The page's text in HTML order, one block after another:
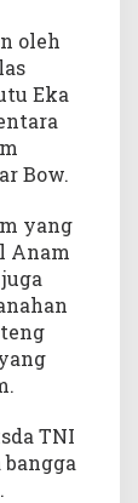
oleh
Eka
Bow.
yang
Anam
TNI